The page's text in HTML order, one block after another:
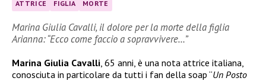
ATTRICE FIGLIA MORTE
Marina Giulia Cavalli, il dolore per la morte della figlia
Arianna: “Ecco come faccio a sopravvivere…”
Marina Giulia Cavalli , 65 anni, è una nota attrice italiana,
conosciuta in particolare da tutti i fan della soap “Un Posto